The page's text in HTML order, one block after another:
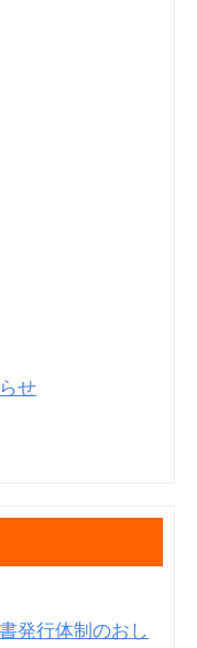
せ
発⾏体制のおし